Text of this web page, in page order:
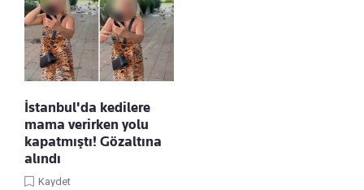
İstanbul'da kedilere
mama verirken yolu
kapatmıştı! Gözaltına
alındı
Kaydet